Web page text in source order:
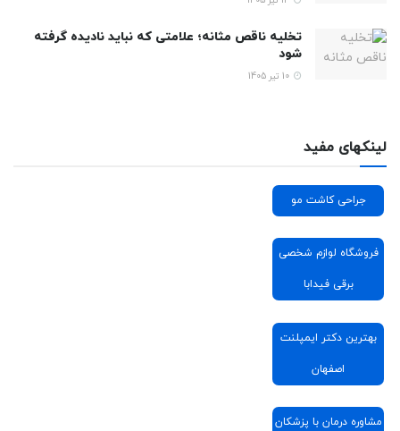
تخلیه ناقص مثانه؛ علامتی که نباید نادیده گرفته
شود
لینکهای مفید
جراحی کاشت مو
فروشگاه لوازم شخصی
برقی فیدابا
بهترین دکتر ایمپلنت
اصفهان
مشاوره درمان با پزشکان